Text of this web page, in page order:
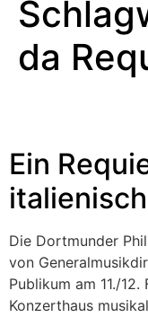
da
Ein
Die Dortmunder
von
Publikum am 11./
Konzerthaus